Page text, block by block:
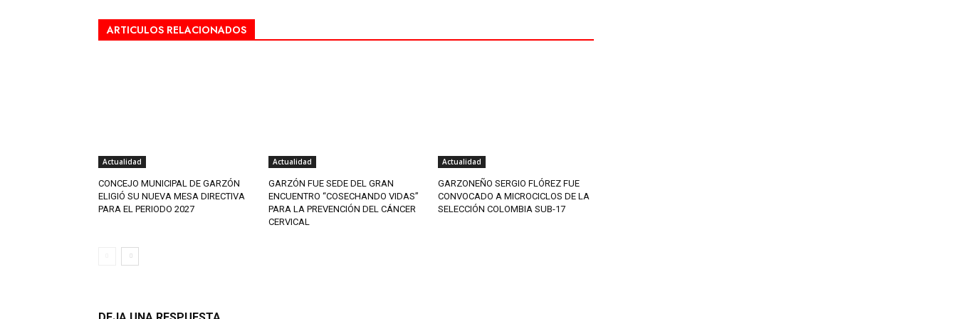
ARTICULOS RELACIONADOS
Actualidad
CONCEJO MUNICIPAL DE GARZÓN
ELIGIÓ SU NUEVA MESA DIRECTIVA
PARA EL PERIODO 2027
Actualidad
GARZÓN FUE SEDE DEL GRAN
ENCUENTRO “COSECHANDO VIDAS”
PARA LA PREVENCIÓN DEL CÁNCER
CERVICAL
Actualidad
GARZONEÑO SERGIO FLÓREZ FUE
CONVOCADO A MICROCICLOS DE LA
SELECCIÓN COLOMBIA SUB-17